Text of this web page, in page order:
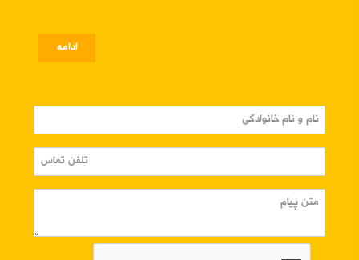
ادامه